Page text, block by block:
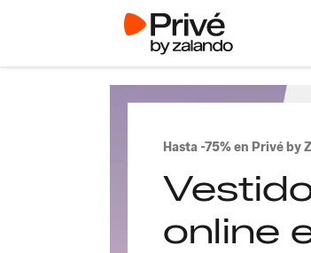
Hasta -75% en Privé by
online